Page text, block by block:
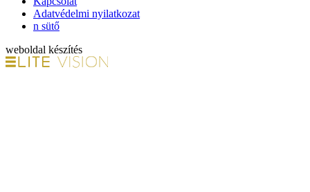
Adatvédelmi nyilatkozat
n sütő
weboldal készítés